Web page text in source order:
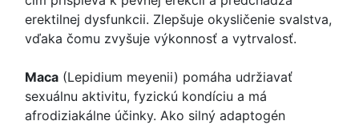
erektilnej dysfunkcii. Zlepšuje okysličenie svalstva,
vďaka čomu zvyšuje výkonnosť a vytrvalosť.
Maca (Lepidium meyenii) pomáha udržiavať
sexuálnu aktivitu, fyzickú kondíciu a má
afrodiziakálne účinky. Ako silný adaptogén